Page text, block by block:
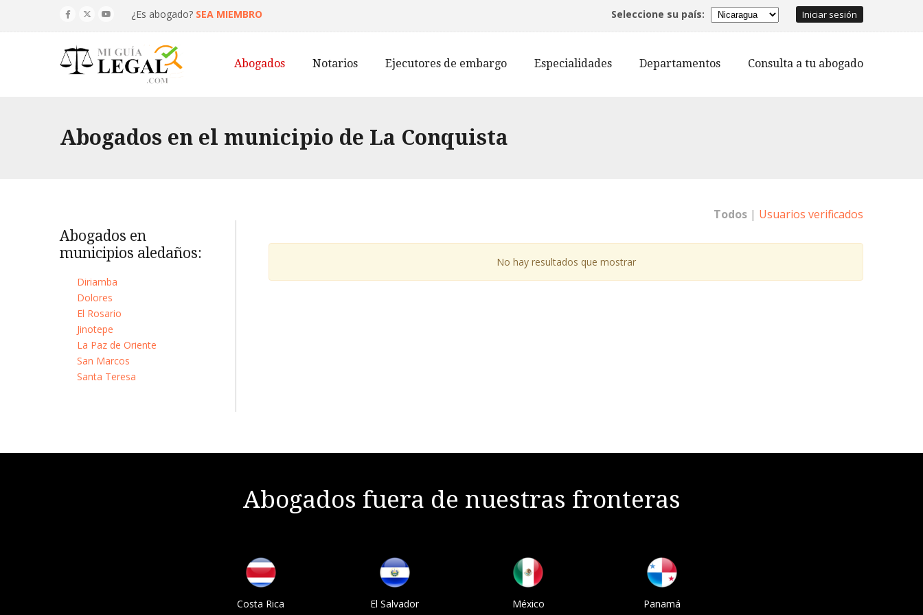
¿Es abogado? SEA MIEMBRO Iniciar sesión
Seleccione su país:
Abogados Notarios Ejecutores de embargo Especialidades Departamentos Consulta a tu abogado
Abogados en el municipio de La Conquista
Abogados en
municipios aledaños:
Diriamba
Dolores
El Rosario
Jinotepe
La Paz de Oriente
San Marcos
Santa Teresa
Todos| Usuarios verificados
No hay resultados que mostrar
Abogados fuera de nuestras fronteras
Costa Rica El Salvador México Panamá